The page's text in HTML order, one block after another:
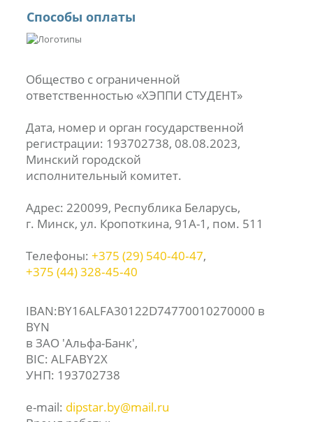
Способы оплаты
Общество с ограниченной
ответственностью «ХЭППИ СТУДЕНТ»
Дата, номер и орган государственной
регистрации: 193702738, 08.08.2023,
Минский городской
исполнительный комитет.
Адрес: 220099, Республика Беларусь,
г. Минск, ул. Кропоткина, 91А-1, пом. 511
Телефоны: +375 (29) 540‑40‑47,
+375 (44) 328‑45‑40
IBAN:BY16ALFA30122D74770010270000 в
BYN
в ЗАО 'Альфа-Банк',
BIC: ALFABY2X
УНП: 193702738
e-mail: dipstar.by@mail.ru